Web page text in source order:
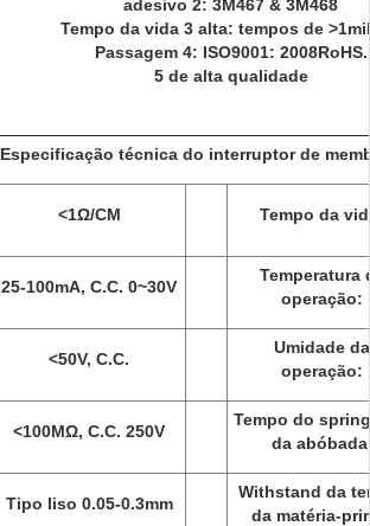
adesivo 2: 3M467 & 3M468
Tempo da vida 3 alta: tempos de
Passagem 4: ISO9001: 2008RoHS.
5 de alta qualidade
Especificação técnica do interruptor de
<1Ω/CM Tempo da
25-100mA, C.C. 0~30V
Temperatura
operação:
<50V, C.C.
Umidade da
operação:
<100MΩ, C.C. 250V
Tempo do
da
Tipo liso 0.05-0.3mm
Withstand da
da matéria-